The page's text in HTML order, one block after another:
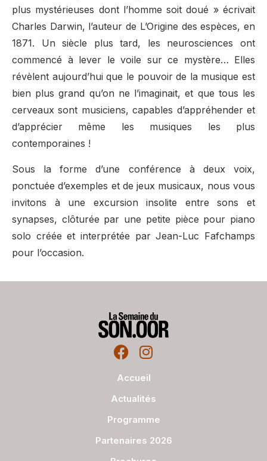
plus mystérieuses dont l’homme soit doué » écrivait
Charles Darwin, l’auteur de L’Origine des espèces, en
1871. Un siècle plus tard, les neurosciences ont
commencé à lever le voile sur ce mystère… Elles
révèlent aujourd’hui que le pouvoir de la musique est
bien plus grand qu’on ne l’imaginait, et que tous les
cerveaux sont musiciens, capables d’appréhender et
d’apprécier même les musiques les plus
contemporaines !
Sous la forme d’une conférence à deux voix,
ponctuée d’exemples et de jeux musicaux, nous vous
invitons à une excursion insolite entre sons et
synapses, clôturée par une petite pièce pour piano
solo créée et interprétée par Jean-Luc Fafchamps
pour l’occasion.
Accueil
Actualités
Programme
Partenaires 2026